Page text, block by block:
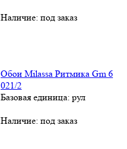
Наличие: под заказ
Обои Milassa Ритмика Gm 6
021/2
Базовая единица: рул
Наличие: под заказ